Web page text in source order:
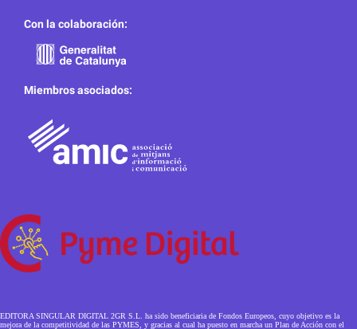
Con la colaboración:
Miembros asociados:
EDITORA SINGULAR DIGITAL 2GR S.L. ha sido beneficiaria de Fondos Europeos, cuyo objetivo es la
mejora de la competitividad de las PYMES, y gracias al cual ha puesto en marcha un Plan de Acción con el